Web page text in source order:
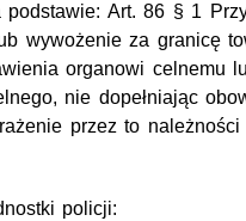
podstawie: Art. 86 § 1
wywożenie za granicę
organowi celnemu
nie dopełniając
przez to
policji: